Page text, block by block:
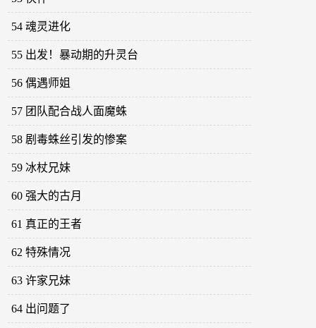
54 魂灵进化
55 出发！暴动期的升灵台
56 偶遇师姐
57 团队配合战人面魔蛛
58 剧毒蛛丝引发的惨案
59 冰杖兄妹
60 强大的古月
61 真正的王者
62 特殊情况
63 许家兄妹
64 出问题了